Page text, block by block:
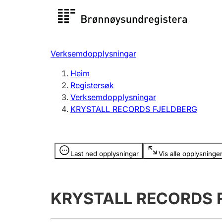
Registersøk
Registrere, endre, slette
Verksemdopplysningar
Heim
Registersøk
Verksemdopplysningar
KRYSTALL RECORDS FJELDBERG
Last ned opplysningar Vis alle opplysninger
Opplysninger er skjult
KRYSTALL RECORDS